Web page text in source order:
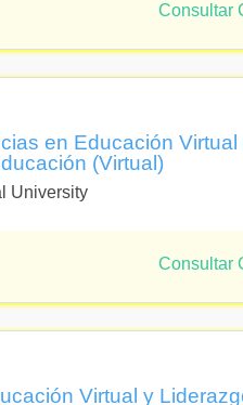
Consultar
en Educación
(Virtual)
University
Consultar
Virtual y